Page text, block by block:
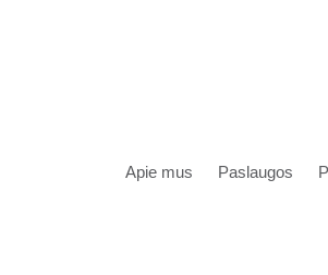
Apie mus Paslaugos